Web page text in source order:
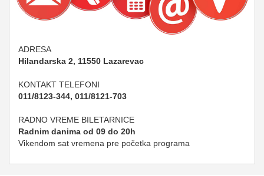
ADRESA
Hilandarska 2, 11550 Lazarevac
KONTAKT TELEFONI
011/8123-344, 011/8121-703
RADNO VREME BILETARNICE
Radnim danima od 09 do 20h
Vikendom sat vremena pre početka programa